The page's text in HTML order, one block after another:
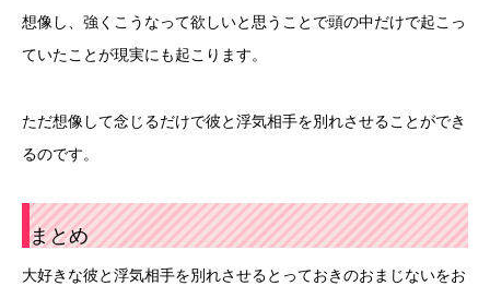
想像し、強くこうなって欲しいと思うことで頭の中だけで起こっ
ていたことが現実にも起こります。
ただ想像して念じるだけで彼と浮気相手を別れさせることができ
るのです。
まとめ
大好きな彼と浮気相手を別れさせるとっておきのおまじないをお